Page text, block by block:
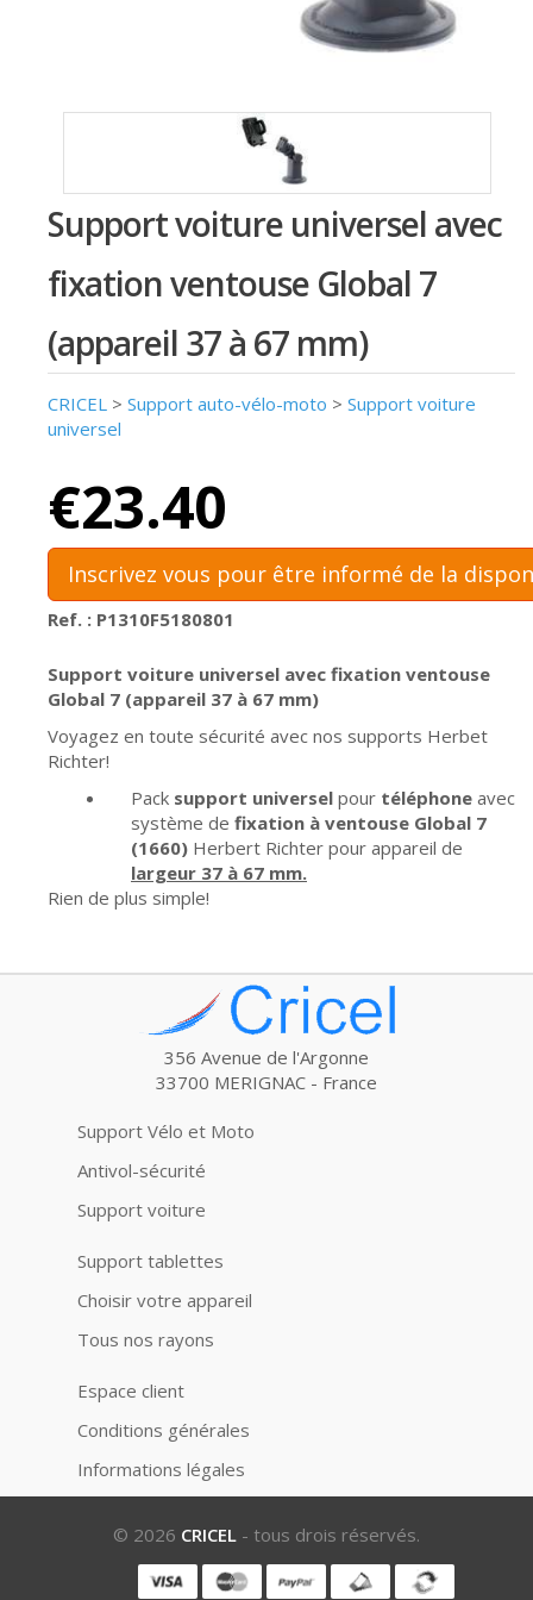
Support voiture universel avec
fixation ventouse Global 7
(appareil 37 à 67 mm)
CRICEL > Support auto-vélo-moto > Support voiture
universel
€23.40
Inscrivez vous pour être informé de la
Ref. : P1310F5180801
Support voiture universel avec fixation ventouse
Global 7 (appareil 37 à 67 mm)
Voyagez en toute sécurité avec nos supports Herbet
Richter!
Pack support universel pour téléphone avec
système de fixation à ventouse Global 7
(1660) Herbert Richter pour appareil de
largeur 37 à 67 mm.
Rien de plus simple!
356 Avenue de l'Argonne
33700 MERIGNAC - France
Support Vélo et Moto
Antivol-sécurité
Support voiture
Support tablettes
Choisir votre appareil
Tous nos rayons
Espace client
Conditions générales
Informations légales
© 2026 CRICEL - tous drois réservés.